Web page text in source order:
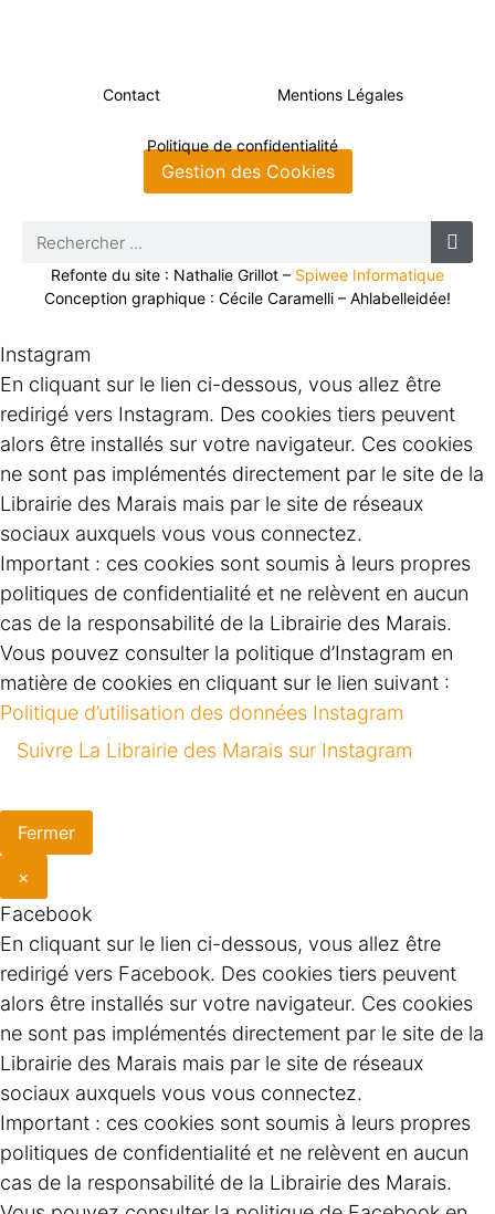
Contact Mentions Légales
Politique de confidentialité
Gestion des Cookies
Refonte du site : Nathalie Grillot – Spiwee Informatique
Conception graphique : Cécile Caramelli – Ahlabelleidée!
Instagram
En cliquant sur le lien ci-dessous, vous allez être
redirigé vers Instagram. Des cookies tiers peuvent
alors être installés sur votre navigateur. Ces cookies
ne sont pas implémentés directement par le site de la
Librairie des Marais mais par le site de réseaux
sociaux auxquels vous vous connectez.
Important : ces cookies sont soumis à leurs propres
politiques de confidentialité et ne relèvent en aucun
cas de la responsabilité de la Librairie des Marais.
Vous pouvez consulter la politique d’Instagram en
matière de cookies en cliquant sur le lien suivant :
Politique d’utilisation des données Instagram
Suivre La Librairie des Marais sur Instagram
Fermer
×
Facebook
En cliquant sur le lien ci-dessous, vous allez être
redirigé vers Facebook. Des cookies tiers peuvent
alors être installés sur votre navigateur. Ces cookies
ne sont pas implémentés directement par le site de la
Librairie des Marais mais par le site de réseaux
sociaux auxquels vous vous connectez.
Important : ces cookies sont soumis à leurs propres
politiques de confidentialité et ne relèvent en aucun
cas de la responsabilité de la Librairie des Marais.